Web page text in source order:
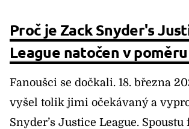
Proč je Zack Snyder's
League natočen v poměru
Fanoušci se dočkali. 18. března
vyšel tolik jimi očekávaný a
Snyder’s Justice League.